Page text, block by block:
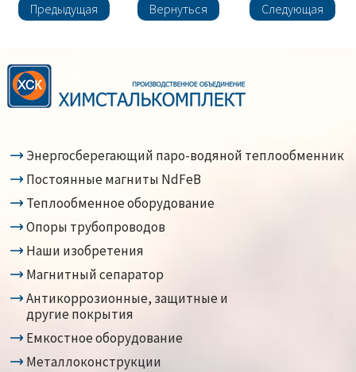
Предыдущая Вернуться Следующая
Энергосберегающий паро-водяной теплообменник
Постоянные магниты NdFeB
Теплообменное оборудование
Опоры трубопроводов
Наши изобретения
Магнитный сепаратор
Антикоррозионные, защитные и
другие покрытия
Емкостное оборудование
Металлоконструкции